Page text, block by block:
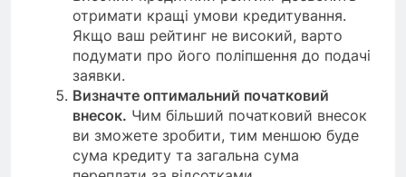
отримати кращі умови кредитування.
Якщо ваш рейтинг не високий, варто
подумати про його поліпшення до подачі
заявки.
Визначте оптимальний початковий
внесок. Чим більший початковий внесок
ви зможете зробити, тим меншою буде
сума кредиту та загальна сума